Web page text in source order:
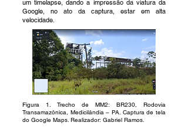
um timelapse, dando a impressão da viatura da
Google, no ato da captura, estar em alta
velocidade.
Figura 1. Trecho de MM2: BR230, Rodovia
Transamazônica, Medicilândia – PA. Captura de tela
do Google Maps. Realizador: Gabriel Ramos.